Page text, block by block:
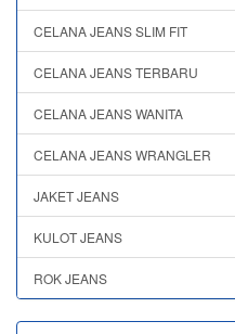
CELANA JEANS SLIM FIT
CELANA JEANS TERBARU
CELANA JEANS WANITA
CELANA JEANS WRANGLER
JAKET JEANS
KULOT JEANS
ROK JEANS